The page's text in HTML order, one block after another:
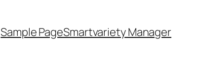
Sample PageSmartvariety Manager